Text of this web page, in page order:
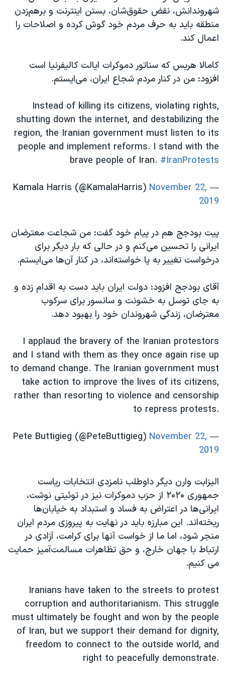
نرگس محمدی برنده جایزه نوبل صلح
همایش محافظه‌کاران آمریکا «سی‌پک»
سفر پرزیدنت ترامپ به چین
شهروندانش، نقض حقوق‌شان، بستن اینترنت و برهم‌زدن
منطقه باید به حرف مردم خود گوش کرده و اصلاحات را
اعمال کند.
کامالا هریس که سناتور دموکرات ایالت کالیفرنیا است
افزود: من در کنار مردم شجاع ایران، می‌ایستم.
Instead of killing its citizens, violating rights,
shutting down the internet, and destabilizing the
region, the Iranian government must listen to its
people and implement reforms. I stand with the
brave people of Iran. #IranProtests
— Kamala Harris (@KamalaHarris)
November 22,
2019
پیت بودجج هم در پیام خود گفت: من شجاعت معترضان
ایرانی را تحسین می‌کنم و در حالی که بار دیگر برای
درخواست تغییر به پا خواسته‌اند، در کنار آن‌ها می‌ایستم.
آقای بودجج افزود: دولت ایران باید دست به اقدام زده و
به جای توسل به خشونت و سانسور برای سرکوب
معترضان، زندگی شهروندان خود را بهبود دهد.
I applaud the bravery of the Iranian protestors
and I stand with them as they once again rise up
to demand change. The Iranian government must
take action to improve the lives of its citizens,
rather than resorting to violence and censorship
to repress protests.
— Pete Buttigieg (@PeteButtigieg)
November 22,
2019
الیزابت وارن دیگر داوطلب نامزدی انتخابات ریاست
جمهوری ۲۰۲۰ از حزب دموکرات نیز در توئیتی نوشت،
ایرانی‌ها در اعتراض به فساد و استبداد به خیابان‌ها
ریخته‌اند. این مبارزه باید در نهایت به پیروزی مردم ایران
منجر شود، اما ما از خواست آنها برای کرامت، آزادی در
ارتباط با جهان خارج، و حق تظاهرات مسالمت‌آمیز حمایت
می کنیم.
Iranians have taken to the streets to protest
corruption and authoritarianism. This struggle
must ultimately be fought and won by the people
of Iran, but we support their demand for dignity,
freedom to connect to the outside world, and
right to peacefully demonstrate.